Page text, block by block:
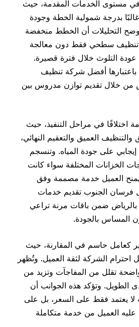
مستوى الخدمات المقدمة، حيث
بدرجة شمولية الخطة وجودة
التحليلات أن الخطط منخفضة
سطحي فقط دون معالجة
التلوث خلال فترة قصيرة.
أفضل شركة تنظيف
خلال تقديم توازن مدروس بين
في مراحل التنفيذ، حيث
العميق والتعقيم النهائي،
على جودة المياه. وتنسجم
المختلفة سواء كانت
العميل خدمة مصممة وفق
الجنوب تقديم خدمات
ضمن باقات مرنة تراعي
بالجودة.
حاسم في المقارنة، حيث
الشركة لثقة العميل. وتُظهر
تقلل من المفاجآت وتزيد من
وتؤكد هذه الجوانب أن
فقط على السعر، بل على
العميل من خدمة متكاملة